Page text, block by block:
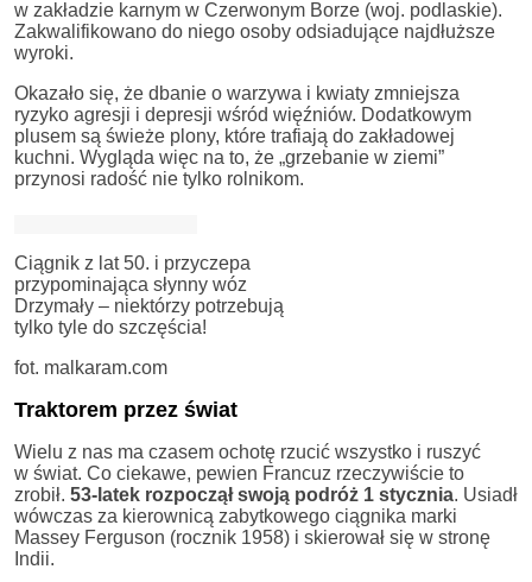
w zakładzie karnym w Czerwonym Borze (woj. podlaskie).
Zakwalifikowano do niego osoby odsiadujące najdłuższe
wyroki.
Okazało się, że dbanie o warzywa i kwiaty zmniejsza
ryzyko agresji i depresji wśród więźniów. Dodatkowym
plusem są świeże plony, które trafiają do zakładowej
kuchni. Wygląda więc na to, że „grzebanie w ziemi”
przynosi radość nie tylko rolnikom.
Ciągnik z lat 50. i przyczepa
przypominająca słynny wóz
Drzymały – niektórzy potrzebują
tylko tyle do szczęścia!
fot. malkaram.com
Traktorem przez świat
Wielu z nas ma czasem ochotę rzucić wszystko i ruszyć
w świat. Co ciekawe, pewien Francuz rzeczywiście to
zrobił. 53-latek rozpoczął swoją podróż 1 stycznia. Usiadł
wówczas za kierownicą zabytkowego ciągnika marki
Massey Ferguson (rocznik 1958) i skierował się w stronę
Indii.